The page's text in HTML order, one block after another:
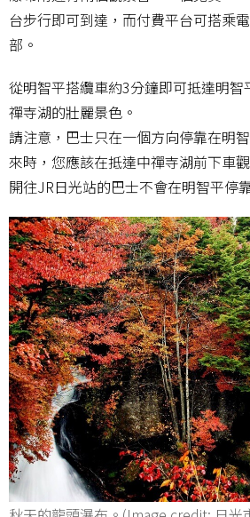
台步行即可到達，而付費平台可搭乘
部。
從明智平搭纜車約3分鐘即可抵達明智
禪寺湖的壯麗景色。
請注意，巴士只在一個方向停靠在明
來時，您應該在抵達中禪寺湖前下車
開往JR日光站的巴士不會在明智平停